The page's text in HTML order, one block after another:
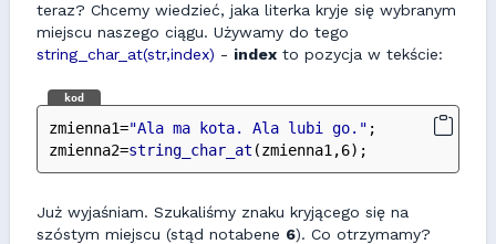
teraz? Chcemy wiedzieć, jaka literka kryje się wybranym
miejscu naszego ciągu. Używamy do tego
string_char_at(str,index) - index to pozycja w tekście:
kod
zmienna1="Ala ma kota. Ala lubi go." ;
zmienna2=string_char_at (zmienna1,6);
Już wyjaśniam. Szukaliśmy znaku kryjącego się na
szóstym miejscu (stąd notabene 6). Co otrzymamy?